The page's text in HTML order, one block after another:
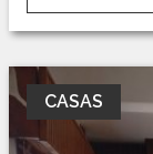
CASAS